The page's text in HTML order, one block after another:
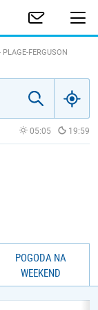
FERGUSON
05:05 19:59
POGODA NA
WEEKEND